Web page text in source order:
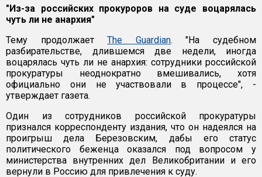
"Из-за российских прокуроров на суде воцарялась
чуть ли не анархия"
Тему продолжаетThe Guardian. "На судебном
разбирательстве, длившемся две недели, иногда
воцарялась чуть ли не анархия: сотрудники российской
прокуратуры неоднократно вмешивались, хотя
официально они не участвовали в процессе", -
утверждает газета.
Один из сотрудников российской прокуратуры
признался корреспонденту издания, что он надеялся на
проигрыш дела Березовским, дабы его статус
политического беженца оказался под вопросом у
министерства внутренних дел Великобритании и его
вернули в Россию для привлечения к суду.